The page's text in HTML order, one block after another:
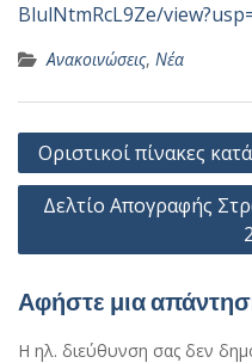
BlulNtmRcL9Ze/
Ανακοινώσεις, Νέα
Πλοήγηση
άρθρων
Οριστικοί πίνακες
Δελτίο Απογραφής
Αφήστε μια
Η ηλ. διεύθυνση σας δεν